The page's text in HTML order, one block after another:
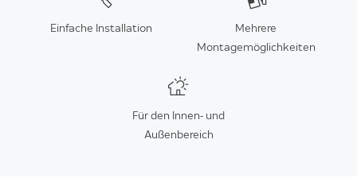
Einfache Installation
Mehrere
Montagemöglichkeiten
Für den Innen- und
Außenbereich